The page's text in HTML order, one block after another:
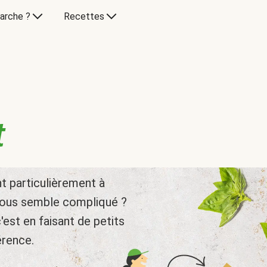
? Recettes
particulièrement à
semble compliqué ?
en faisant de petits